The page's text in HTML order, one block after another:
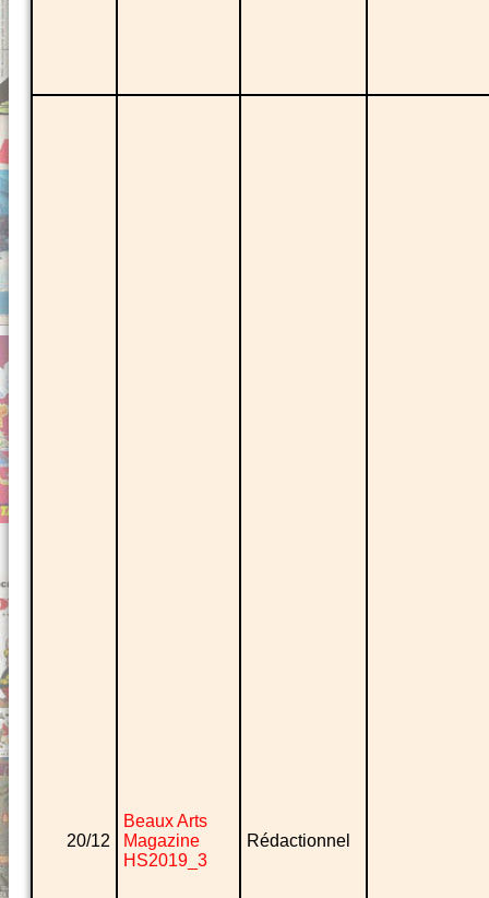
20/12
Beaux Arts
Magazine
HS2019_3
Rédactionnel